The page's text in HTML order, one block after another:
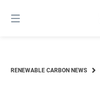
content
RENEWABLE CARBON NEWS